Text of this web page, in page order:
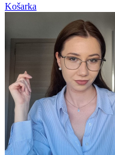
Košarka